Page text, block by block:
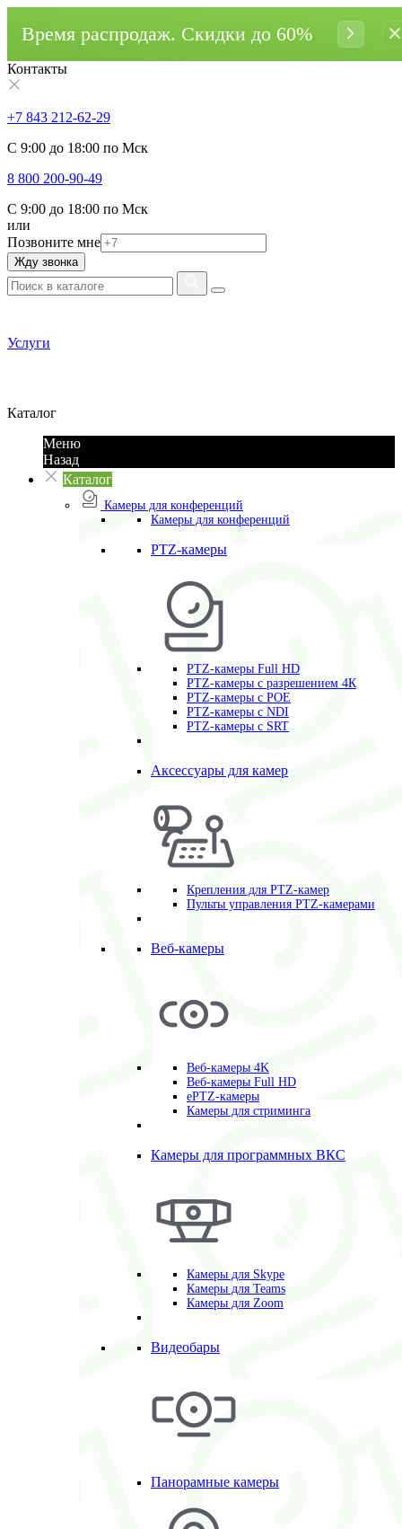
Время распродаж. Cкидки до 60%
Контакты
+7 843 212-62-29
С 9:00 до 18:00 по Мск
8 800 200-90-49
С 9:00 до 18:00 по Мск
или
Позвоните мне
Жду звонка
Услуги
Каталог
Меню
Назад
Каталог
Камеры для конференций
Камеры для конференций
PTZ-камеры
PTZ-камеры Full HD
PTZ-камеры с разрешением 4К
PTZ-камеры с POE
PTZ-камеры c NDI
PTZ-камеры с SRT
Аксессуары для камер
Крепления для PTZ-камер
Пульты управления PTZ-камерами
Веб-камеры
Веб-камеры 4K
Веб-камеры Full HD
ePTZ-камеры
Камеры для стриминга
Камеры для программных ВКС
Камеры для Skype
Камеры для Teams
Камеры для Zoom
Видеобары
Панорамные камеры